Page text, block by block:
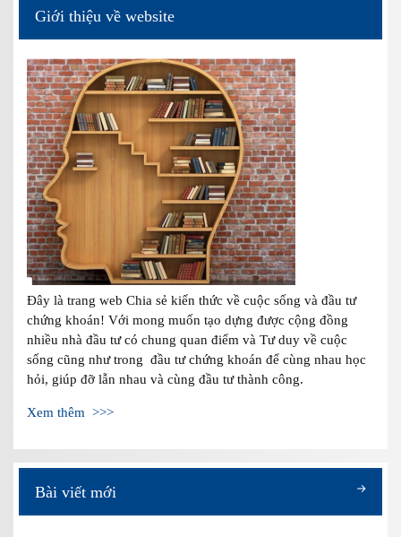
Giới thiệu về website
Đây là trang web Chia sẻ kiến thức về cuộc sống và đầu tư
chứng khoán! Với mong muốn tạo dựng được cộng đồng
nhiều nhà đầu tư có chung quan điểm và Tư duy về cuộc
sống cũng như trong đầu tư chứng khoán để cùng nhau học
hỏi, giúp đỡ lẫn nhau và cùng đầu tư thành công.
Xem thêm >>>
Bài viết mới